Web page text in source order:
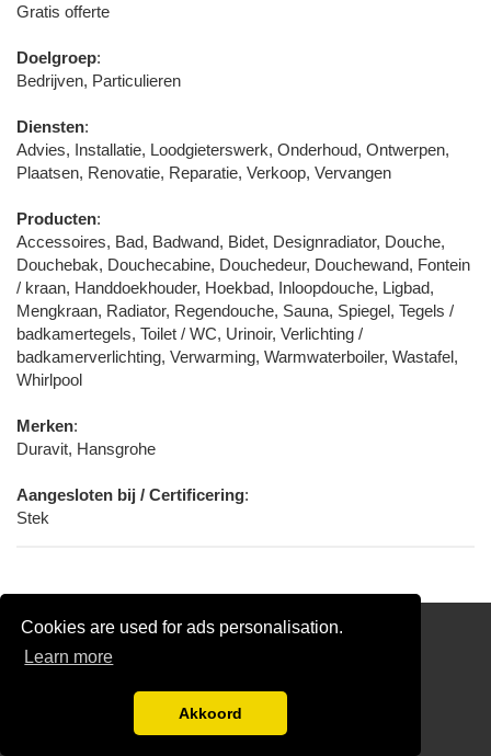
Cookies are used for ads personalisation.
Learn more
Akkoord
Gratis offerte
Doelgroep:
Bedrijven, Particulieren
Diensten:
Advies, Installatie, Loodgieterswerk, Onderhoud, Ontwerpen,
Plaatsen, Renovatie, Reparatie, Verkoop, Vervangen
Producten:
Accessoires, Bad, Badwand, Bidet, Designradiator, Douche,
Douchebak, Douchecabine, Douchedeur, Douchewand, Fontein
/ kraan, Handdoekhouder, Hoekbad, Inloopdouche, Ligbad,
Mengkraan, Radiator, Regendouche, Sauna, Spiegel, Tegels /
badkamertegels, Toilet / WC, Urinoir, Verlichting /
badkamerverlichting, Verwarming, Warmwaterboiler, Wastafel,
Whirlpool
Merken:
Duravit, Hansgrohe
Aangesloten bij / Certificering:
Stek
Partners
Gratis Loodgieter Offertes Vergelijken